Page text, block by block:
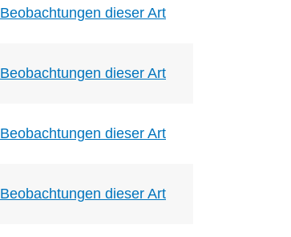
Beobachtungen dieser Art
Beobachtungen dieser Art
Beobachtungen dieser Art
Beobachtungen dieser Art